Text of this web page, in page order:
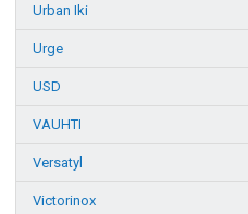
Urban Iki
Urge
USD
VAUHTI
Versatyl
Victorinox